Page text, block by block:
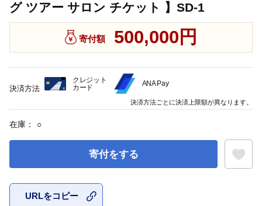
グ ツアー サロン チケット 】SD-1
寄付額 500,000円
在庫： ○
寄付をする
URLをコピー
決済方法
クレジット
カード
ANA Pay
決済方法ごとに決済上限額が異なります。